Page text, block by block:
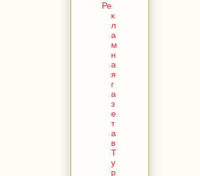
Ре
к
л
а
м
н
а
я
г
а
з
е
т
а
в
Т
у
р